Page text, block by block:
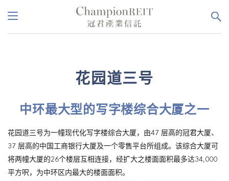
花园道三号
中环最大型的写字楼综合大厦之一
花园道三号为一幢现代化写字楼综合大厦，由47 层高的冠君大厦、
37 层高的中国工商银行大厦及一个零售平台所组成。该综合大厦可
将两幢大厦的26个楼层互相连接，经扩大之楼面面积最多达34,000
平方呎，为中环区内最大的楼面面积。